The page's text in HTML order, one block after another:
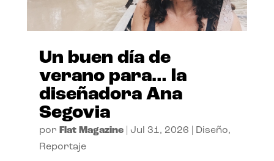
Un buen día de
verano para… la
diseñadora Ana
Segovia
por Flat Magazine| Jul 31, 2026 Diseño,
Reportaje